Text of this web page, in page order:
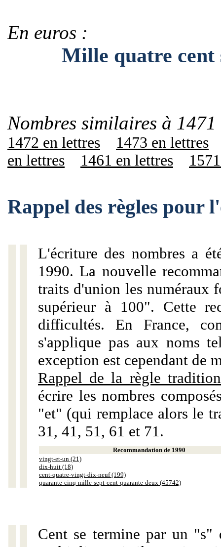
En euros :
Mille quatre cent
Nombres similaires à
1472 en lettres
1473 en lettres
en lettres
1461 en lettres
Rappel des règles pour
L'écriture des nombres a
1990. La nouvelle
traits d'union les numéraux
supérieur à 100". Cette
difficultés. En France,
s'applique pas aux noms
exception est cependant de
Rappel de la règle
écrire les nombres
"et" (qui remplace alors le
31, 41, 51, 61 et 71.
Recommandation de 1990
vingt-et-un (21)
dix-huit (18)
cent-quatre-vingt-dix-neuf (199)
quarante-cinq-mille-sept-cent-quarante-deux (45742)
Cent se termine par un "s"